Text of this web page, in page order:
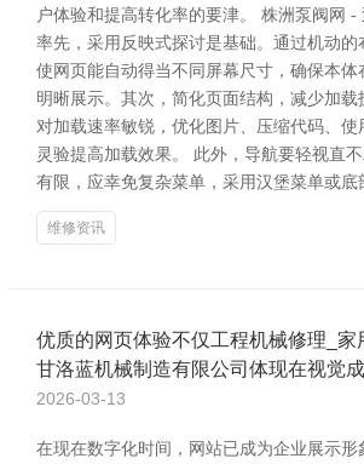
户体验和提高转化率的要津。 株洲泵阀网 -
率先，采用反映式探讨是基础。通过机动的
使网页能自动得当不同屏幕尺寸，确保本体
明晰展示。其次，简化页面结构，减少加载
对加载速率敏锐，优化图片、压缩代码、
灵验提高加载效果。 此外，导航要轻视直
有限，应幸免复杂菜单，采用汉堡菜单或底
维修资讯
优质的网页体验不仅工程机械修理_家
甘洛蓝机械制造有限公司体现在视觉
2026-03-13
在现在数字化时间，网站已成为企业展示形